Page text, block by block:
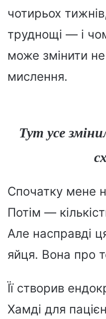
чотирьох
труднощі — і
може змінити не
мислення.
Тут усе
Спочатку мене
Потім —
Але насправді
яйця. Вона про
Її створив
Хамді для